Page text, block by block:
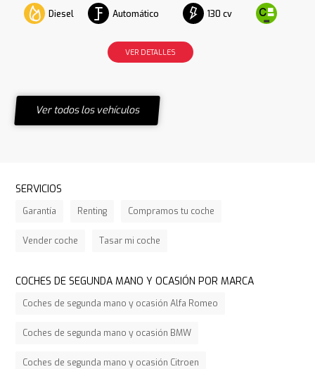
Diesel Automático 130 cv
VER DETALLES
Ver todos los vehículos
SERVICIOS
Garantía Renting Compramos tu coche
Vender coche Tasar mi coche
COCHES DE SEGUNDA MANO Y OCASIÓN POR MARCA
Coches de segunda mano y ocasión Alfa Romeo
Coches de segunda mano y ocasión BMW
Coches de segunda mano y ocasión Citroen